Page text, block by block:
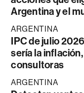
Argentina y el
ARGENTINA
IPC de julio
sería la
consultoras
ARGENTINA